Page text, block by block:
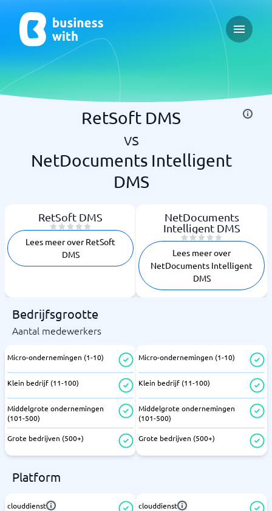
Open
RetSoft DMS
vs
NetDocuments Intelligent
DMS
RetSoft DMS
Lees meer over RetSoft
DMS
NetDocuments
Intelligent DMS
Lees meer over
NetDocuments Intelligent
DMS
Bedrijfsgrootte
Aantal medewerkers
Micro-ondernemingen (1-10)
Klein bedrijf (11-100)
Middelgrote ondernemingen
(101-500)
Grote bedrijven (500+)
Micro-ondernemingen (1-10)
Klein bedrijf (11-100)
Middelgrote ondernemingen
(101-500)
Grote bedrijven (500+)
Platform
clouddienst clouddienst